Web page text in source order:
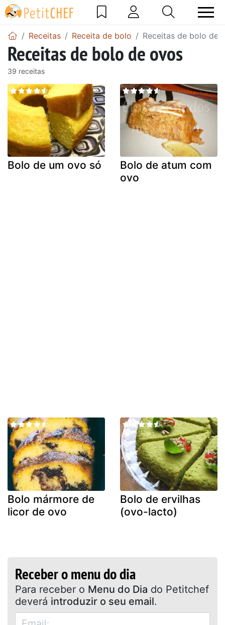
Receitas Receita de bolo Receitas de bolo de
Receitas de bolo de ovos
39 receitas
Bolo de um ovo só
Bolo de atum com
ovo
Bolo mármore de
licor de ovo
Bolo de ervilhas
(ovo-lacto)
Receber o menu do dia
Para receber o Menu do Dia do Petitchef
deverá introduzir o seu email.